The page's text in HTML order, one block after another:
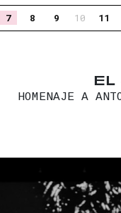
7 8 9 10 11
EL
HOMENAJE A